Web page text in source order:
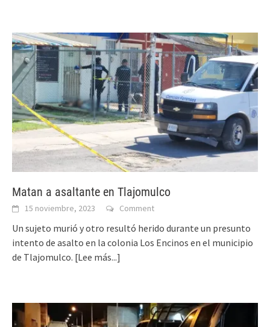
Matan a asaltante en Tlajomulco
15 noviembre, 2023 Comment
Un sujeto murió y otro resultó herido durante un presunto
intento de asalto en la colonia Los Encinos en el municipio
de Tlajomulco. [Lee más...]